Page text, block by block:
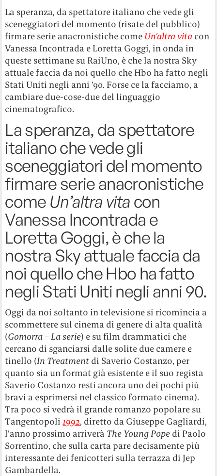
La speranza, da spettatore italiano che vede gli
sceneggiatori del momento (risate del pubblico)
firmare serie anacronistiche come Un’altra vita con
Vanessa Incontrada e Loretta Goggi, in onda in
queste settimane su RaiUno, è che la nostra Sky
attuale faccia da noi quello che Hbo ha fatto negli
Stati Uniti negli anni ’90. Forse ce la facciamo, a
cambiare due-cose-due del linguaggio
cinematografico.
La speranza, da spettatore
italiano che vede gli
sceneggiatori del momento
firmare serie anacronistiche
come Un’altra vita con
Vanessa Incontrada e
Loretta Goggi, è che la
nostra Sky attuale faccia da
noi quello che Hbo ha fatto
negli Stati Uniti negli anni 90.
Oggi da noi soltanto in televisione si ricomincia a
scommettere sul cinema di genere di alta qualità
(Gomorra – La serie) e su film drammatici che
cercano di sganciarsi dalle solite due camere e
tinello (In Treatment di Saverio Costanzo, per
quanto sia un format già esistente e il suo regista
Saverio Costanzo resti ancora uno dei pochi più
bravi a esprimersi nel classico formato cinema).
Tra poco si vedrà il grande romanzo popolare su
Tangentopoli 1992, diretto da Giuseppe Gagliardi,
l’anno prossimo arriverà The Young Pope di Paolo
Sorrentino, che sulla carta pare decisamente più
interessante dei fenicotteri sulla terrazza di Jep
Gambardella.